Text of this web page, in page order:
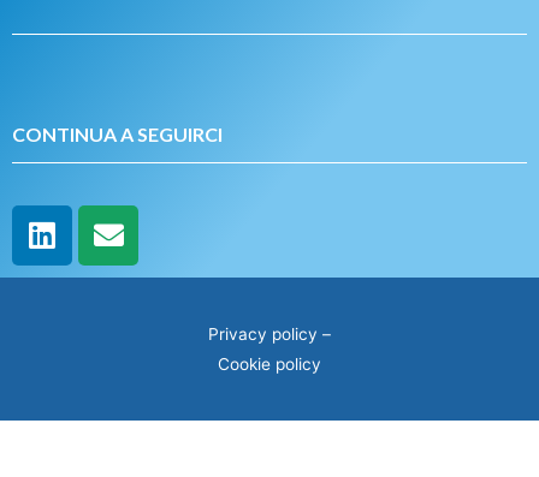
CONTINUA A SEGUIRCI
Privacy policy –
Cookie policy